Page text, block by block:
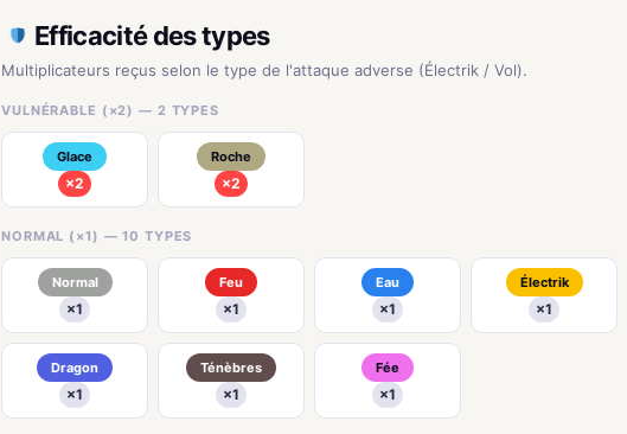
Efficacité des types
Multiplicateurs reçus selon le type de l'attaque adverse (Électrik / Vol).
VULNÉRABLE (×2) — 2 TYPES
Glace
×2
Roche
×2
NORMAL (×1) — 10 TYPES
Normal
×1
Feu
×1
Eau
×1
Électrik
×1
Dragon
×1
Ténèbres
×1
Fée
×1